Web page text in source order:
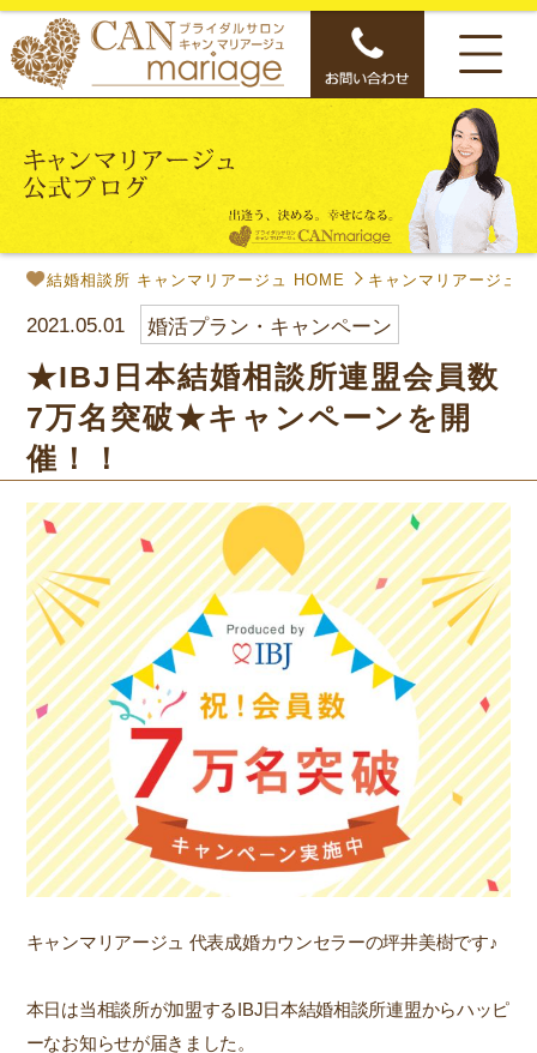
結婚相談所 キャンマリアージュ HOME キャンマリアージュ
2021.05.01 婚活プラン・キャンペーン
★IBJ日本結婚相談所連盟会員数
7万名突破★キャンペーンを開
催！！
キャンマリアージュ 代表成婚カウンセラーの坪井美樹です♪
本日は当相談所が加盟するIBJ日本結婚相談所連盟からハッピ
ーなお知らせが届きました。